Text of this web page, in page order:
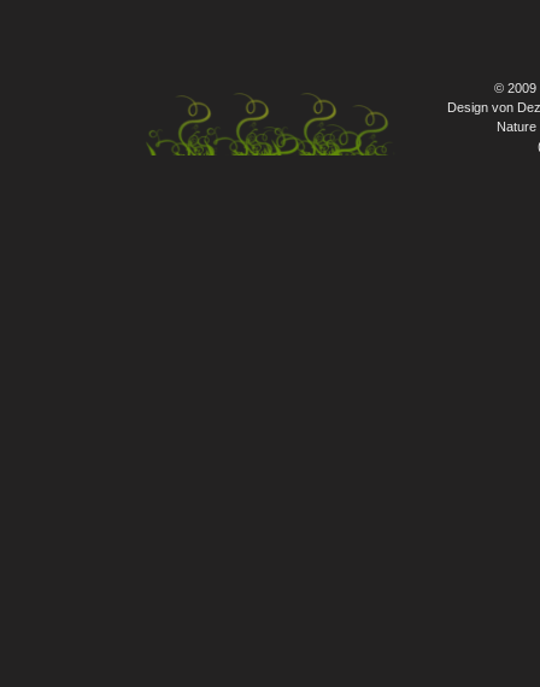
© 2009
Design von
Nature